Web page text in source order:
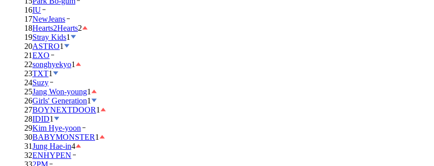
16IU
17NewJeans
18Hearts2Hearts2
19Stray Kids1
20ASTRO1
21EXO
22songhyekyo1
23TXT1
24Suzy
25Jang Won-young1
26Girls' Generation1
27BOYNEXTDOOR1
28IDID1
29Kim Hye-yoon
30BABYMONSTER1
31Jung Hae-in4
32ENHYPEN
332PM